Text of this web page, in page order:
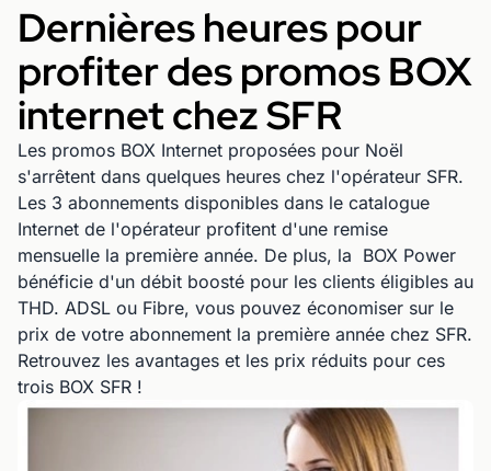
Dernières heures pour
profiter des promos BOX
internet chez SFR
Les promos BOX Internet proposées pour Noël
s'arrêtent dans quelques heures chez l'opérateur SFR.
Les 3 abonnements disponibles dans le catalogue
Internet de l'opérateur profitent d'une remise
mensuelle la première année. De plus, la BOX Power
bénéficie d'un débit boosté pour les clients éligibles au
THD. ADSL ou Fibre, vous pouvez économiser sur le
prix de votre abonnement la première année chez SFR.
Retrouvez les avantages et les prix réduits pour ces
trois BOX SFR !